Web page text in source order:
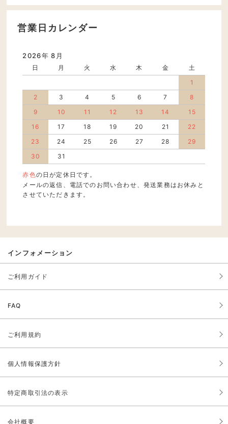
営業日カレンダー
2026年 8月
日 月 火 水 木 金
土
1
2
3 4 5 6 7
8
9
10 11 12 13 14
15
16
17 18 19 20 21
22
23
24 25 26 27 28
29
30
31
赤色の日が定休日です。
メールの返信、電話でのお問い合わせ、発送業務はお休みと
させていただきます。
インフォメーション
ご利用ガイド
FAQ
ご利用規約
個人情報保護方針
特定商取引法の表示
会社概要